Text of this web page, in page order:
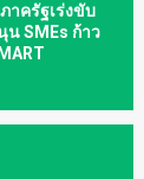
าครัฐเร่งขับ
น SMEs ก้าว